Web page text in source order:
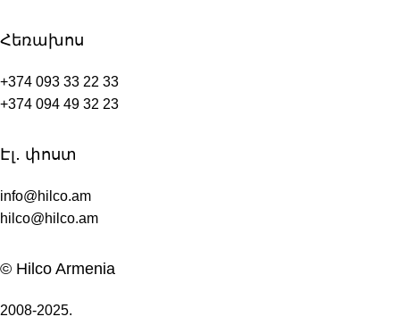
Հեռախոս
+374 093 33 22 33
+374 094 49 32 23
Էլ․ փոստ
info@hilco.am
hilco@hilco.am
© Hilco Armenia
2008-2025.